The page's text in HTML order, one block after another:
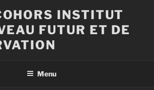
INSTITUT
FUTUR ET DE
Menu